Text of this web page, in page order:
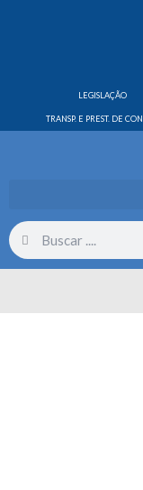
LEGISLAÇÃO
TRANSP. E PREST. DE